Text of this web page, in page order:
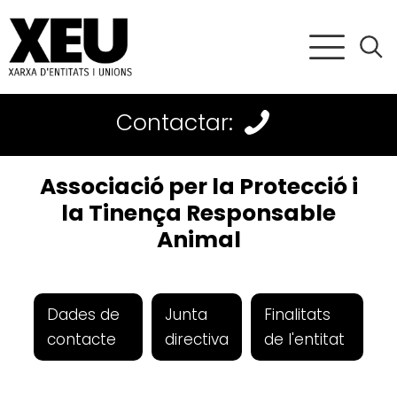
Contactar:
Associació per la Protecció i
la Tinença Responsable
Animal
Dades de
contacte
Junta
directiva
Finalitats
de l'entitat